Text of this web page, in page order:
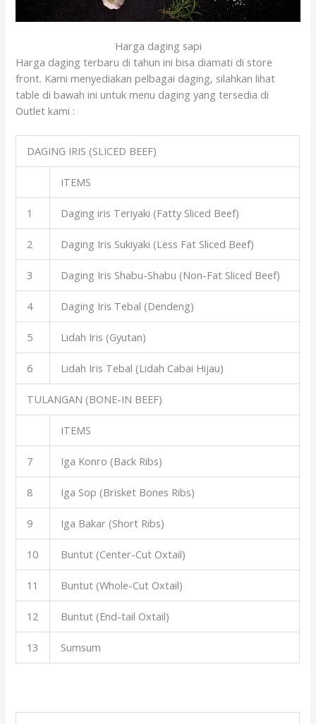
Harga daging sapi
Harga daging terbaru di tahun ini bisa diamati di store
front. Kami menyediakan pelbagai daging, silahkan lihat
table di bawah ini untuk menu daging yang tersedia di
Outlet kami :
DAGING IRIS (SLICED BEEF)
ITEMS
1 Daging iris Teriyaki (Fatty Sliced Beef)
2 Daging Iris Sukiyaki (Less Fat Sliced Beef)
3 Daging Iris Shabu-Shabu (Non-Fat Sliced Beef)
4 Daging Iris Tebal (Dendeng)
5 Lidah Iris (Gyutan)
6 Lidah Iris Tebal (Lidah Cabai Hijau)
TULANGAN (BONE-IN BEEF)
ITEMS
7 Iga Konro (Back Ribs)
8 Iga Sop (Brisket Bones Ribs)
9 Iga Bakar (Short Ribs)
10 Buntut (Center-Cut Oxtail)
11 Buntut (Whole-Cut Oxtail)
12 Buntut (End-tail Oxtail)
13 Sumsum